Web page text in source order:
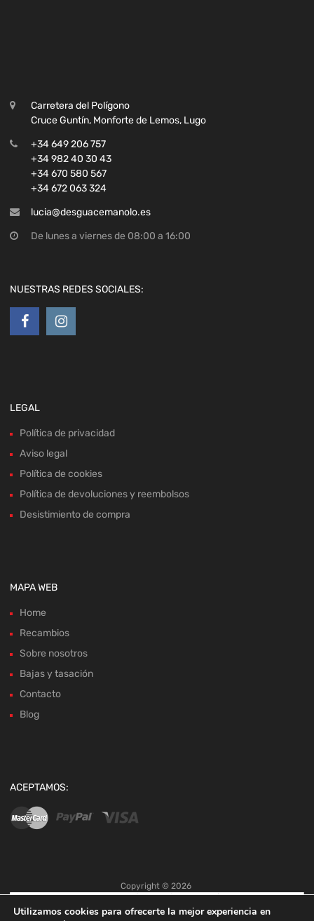
+34 670 580 567
+34 672 063 324
lucia@desguacemanolo.es
De lunes a viernes de 08:00 a 16:00
Política de cookies
Política de devoluciones y reembolsos
Desistimiento de compra
Sobre nosotros
Bajas y tasación
Contacto
Blog
Copyright ©
Utilizamos cookies para ofrecerte la mejor experiencia en